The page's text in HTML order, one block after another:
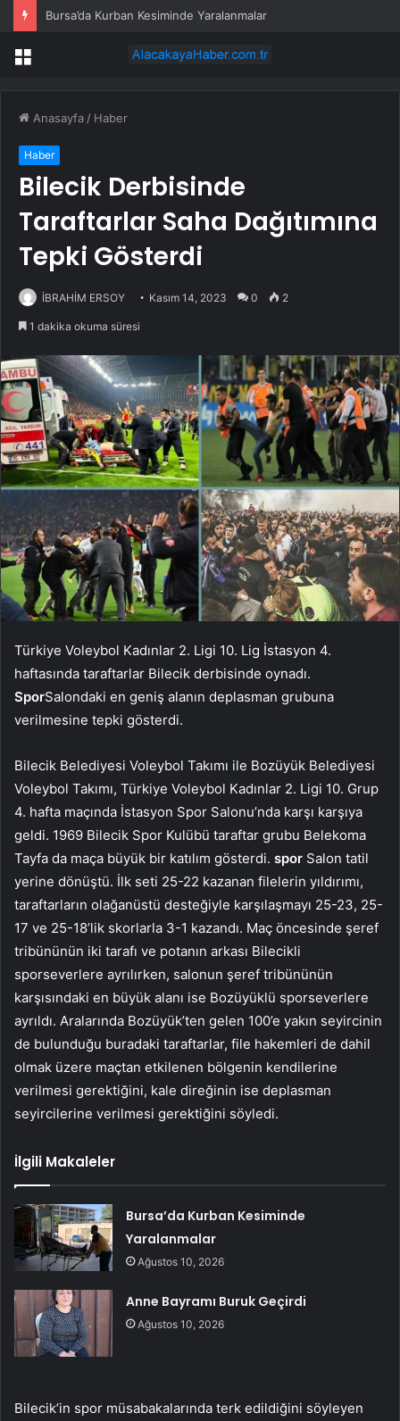
Bursa’da Kurban Kesiminde Yaralanmalar
Menü
Anasayfa / Haber
Haber
Bilecik Derbisinde
Taraftarlar Saha Dağıtımına
Tepki Gösterdi
İBRAHİM ERSOY Kasım 14, 2023 0 2
1 dakika okuma süresi
Türkiye Voleybol Kadınlar 2. Ligi 10. Lig İstasyon 4.
haftasında taraftarlar Bilecik derbisinde oynadı.
SporSalondaki en geniş alanın deplasman grubuna
verilmesine tepki gösterdi.
Bilecik Belediyesi Voleybol Takımı ile Bozüyük Belediyesi
Voleybol Takımı, Türkiye Voleybol Kadınlar 2. Ligi 10. Grup
4. hafta maçında İstasyon Spor Salonu’nda karşı karşıya
geldi. 1969 Bilecik Spor Kulübü taraftar grubu Belekoma
Tayfa da maça büyük bir katılım gösterdi. spor Salon tatil
yerine dönüştü. İlk seti 25-22 kazanan filelerin yıldırımı,
taraftarların olağanüstü desteğiyle karşılaşmayı 25-23, 25-
17 ve 25-18’lik skorlarla 3-1 kazandı. Maç öncesinde şeref
tribününün iki tarafı ve potanın arkası Bilecikli
sporseverlere ayrılırken, salonun şeref tribününün
karşısındaki en büyük alanı ise Bozüyüklü sporseverlere
ayrıldı. Aralarında Bozüyük’ten gelen 100’e yakın seyircinin
de bulunduğu buradaki taraftarlar, file hakemleri de dahil
olmak üzere maçtan etkilenen bölgenin kendilerine
verilmesi gerektiğini, kale direğinin ise deplasman
seyircilerine verilmesi gerektiğini söyledi.
İlgili Makaleler
Bursa’da Kurban Kesiminde
Yaralanmalar
Ağustos 10, 2026
Anne Bayramı Buruk Geçirdi
Ağustos 10, 2026
Bilecik’in spor müsabakalarında terk edildiğini söyleyen